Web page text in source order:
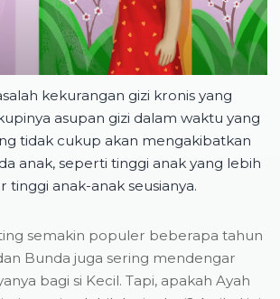
kekurangan gizi kronis yang
asupan gizi dalam waktu yang
tidak cukup akan mengakibatkan
anak, seperti tinggi anak yang lebih
tinggi anak-anak seusianya.
semakin populer beberapa tahun
Bunda juga sering mendengar
bagi si Kecil. Tapi, apakah Ayah